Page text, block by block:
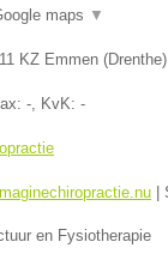
maps ▼
KZ Emmen (Drenthe)
-, KvK: -
en Fysiotherapie